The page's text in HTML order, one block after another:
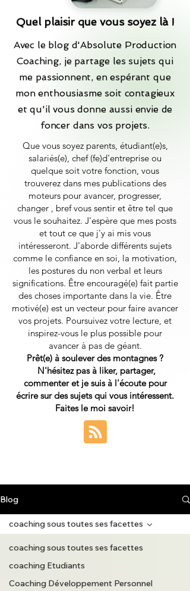
Quel plaisir que vous soyez là !
Avec le blog d'Absolute Production
Coaching, je partage les sujets qui
me passionnent, en espérant que
mon enthousiasme soit contagieux
et qu'il vous donne aussi envie de
foncer dans vos projets.
Que vous soyez parents, étudiant(e)s,
salariés(e), chef (fe)d'entreprise ou
quelque soit votre fonction, vous
trouverez dans mes publications des
moteurs pour avancer, progresser,
changer , bref vous sentir et être tel que
vous le souhaitez. J'espère que mes posts
et tout ce que j'y ai mis vous
intéresseront. J'aborde différents sujets
comme le confiance en soi, la motivation,
les postures du non verbal et leurs
significations. Être encouragé(e) fait partie
des choses importante dans la vie. Être
motivé(e) est un vecteur pour faire avancer
vos projets. Poursuivez votre lecture, et
inspirez-vous le plus possible pour
avancer à pas de géant.
Prêt(e) à soulever des montagnes ?
N'hésitez pas à liker, partager,
commenter et je suis à l'écoute pour
écrire sur des sujets qui vous intéressent.
Faites le moi savoir!
Blog
coaching sous toutes ses facettes
coaching Etudiants
Coaching Développement Personnel
coaching sous toutes ses facettes